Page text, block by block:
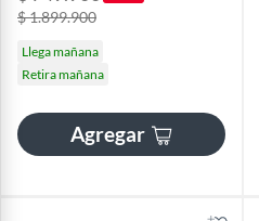
$ 1.899.900
Llega mañana
Retira mañana
Agregar